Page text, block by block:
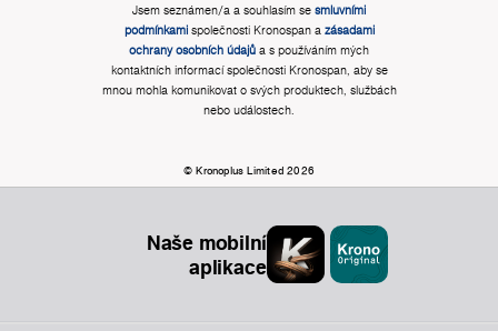
Jsem seznámen/a a souhlasím se smluvními
podmínkamispolečnosti Kronospan a zásadami
ochrany osobních údajů a s používáním mých
kontaktních informací společnosti Kronospan, aby se
mnou mohla komunikovat o svých produktech, službách
nebo událostech.
© Kronoplus Limited 2026
Naše mobilní
aplikace